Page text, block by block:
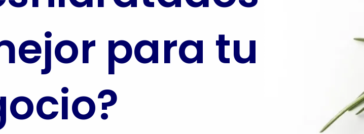
para tu